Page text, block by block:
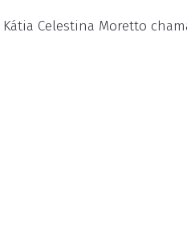
Kátia Celestina Moretto